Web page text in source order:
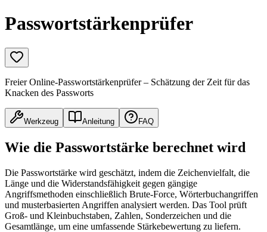
Passwortstärkenprüfer
Freier Online-Passwortstärkenprüfer – Schätzung der Zeit für das
Knacken des Passworts
Werkzeug Anleitung FAQ
Wie die Passwortstärke berechnet wird
Die Passwortstärke wird geschätzt, indem die Zeichenvielfalt, die
Länge und die Widerstandsfähigkeit gegen gängige
Angriffsmethoden einschließlich Brute-Force, Wörterbuchangriffen
und musterbasierten Angriffen analysiert werden. Das Tool prüft
Groß- und Kleinbuchstaben, Zahlen, Sonderzeichen und die
Gesamtlänge, um eine umfassende Stärkebewertung zu liefern.